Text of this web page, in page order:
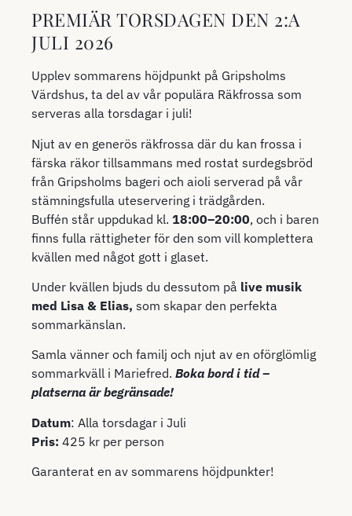
PREMIÄR TORSDAGEN DEN 2:A
JULI 2026
Upplev sommarens höjdpunkt på Gripsholms
Värdshus, ta del av vår populära Räkfrossa som
serveras alla torsdagar i juli!
Njut av en generös räkfrossa där du kan frossa i
färska räkor tillsammans med rostat surdegsbröd
från Gripsholms bageri och aioli serverad på vår
stämningsfulla uteservering i trädgården.
Buffén står uppdukad kl. 18:00–20:00, och i baren
finns fulla rättigheter för den som vill komplettera
kvällen med något gott i glaset.
Under kvällen bjuds du dessutom på live musik
med Lisa & Elias, som skapar den perfekta
sommarkänslan.
Samla vänner och familj och njut av en oförglömlig
sommarkväll i Mariefred. Boka bord i tid–
platserna är begränsade!
Datum: Alla torsdagar i Juli
Pris: 425 kr per person
Garanterat en av sommarens höjdpunkter!